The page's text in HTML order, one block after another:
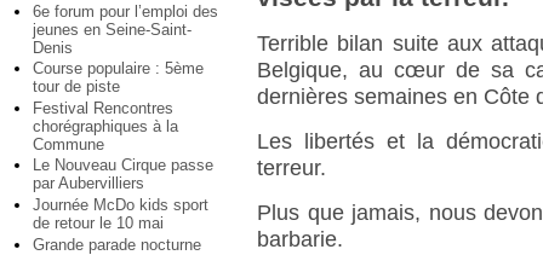
6e forum pour l’emploi des
jeunes en Seine-Saint-
Denis
Course populaire : 5ème
tour de piste
Festival Rencontres
chorégraphiques à la
Commune
Le Nouveau Cirque passe
par Aubervilliers
Journée McDo kids sport
de retour le 10 mai
Grande parade nocturne
Terrible bilan suite aux
Belgique, au cœur de sa
dernières semaines en Côte
Les libertés et la
terreur.
Plus que jamais, nous
barbarie.